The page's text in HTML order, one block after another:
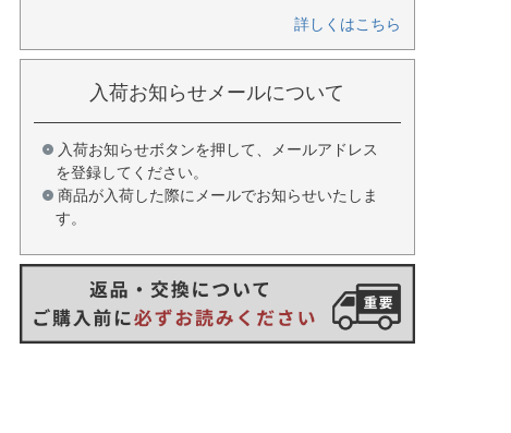
詳しくはこちら
入荷お知らせメールについて
入荷お知らせボタンを押して、メールアドレス
を登録してください。
商品が入荷した際にメールでお知らせいたしま
す。